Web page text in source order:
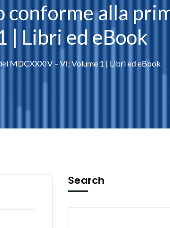
conforme alla
| Libri ed eBook
MDCXXXIV – VI; Volume 1 | Libri ed eBook
Search